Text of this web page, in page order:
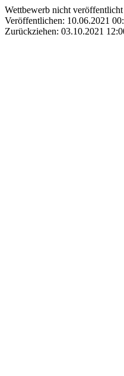
Wettbewerb nicht
Veröffentlichen: 10.06.2021
Zurückziehen: 03.10.2021